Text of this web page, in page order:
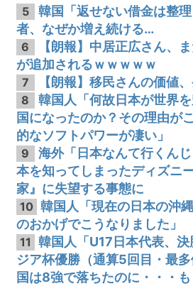
5
韓国「返せない借金は整
者、なぜか増え続ける…
6
【朗報】中居正広さん、
が追加されるｗｗｗｗｗ
7 【朗報】移民さんの価値
8
韓国人「何故日本が世界
国になったのか？その理由が
的なソフトパワーが凄い」
9
海外「日本なんて行くん
本を知ってしまったディズニ
家』に失望する事態に
10 韓国人「現在の日本の沖
のおかげでこうなりました」
11
韓国人「U17日本代表、
ジア杯優勝（通算5回目・最
国は8強で落ちたのに・・・